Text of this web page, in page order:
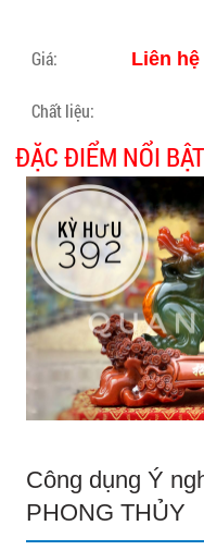
Giá: Liên hệ
Chất liệu:
ĐẶC ĐIỂM NỔI BẬT
Công dụng Ý
PHONG THỦY